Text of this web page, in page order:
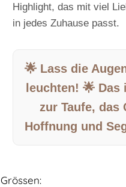
Highlight, das mit viel
in jedes Zuhause passt.
🌟 Lass die
leuchten! 🌟 Das
zur Taufe, das
Hoffnung und
Grössen: